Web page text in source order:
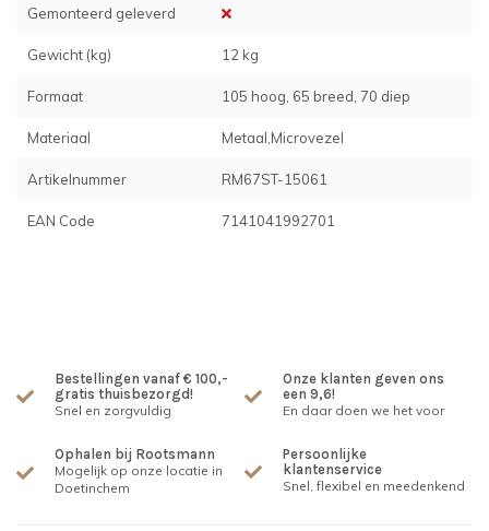
Gemonteerd geleverd
Gewicht (kg) 12 kg
Formaat 105 hoog, 65 breed, 70 diep
Materiaal Metaal,Microvezel
Artikelnummer RM67ST-15061
EAN Code 7141041992701
Bestellingen vanaf € 100,-
gratis thuisbezorgd!
Snel en zorgvuldig
Onze klanten geven ons
een 9,6!
En daar doen we het voor
Ophalen bij Rootsmann
Mogelijk op onze locatie in
Doetinchem
Persoonlijke
klantenservice
Snel, flexibel en meedenkend